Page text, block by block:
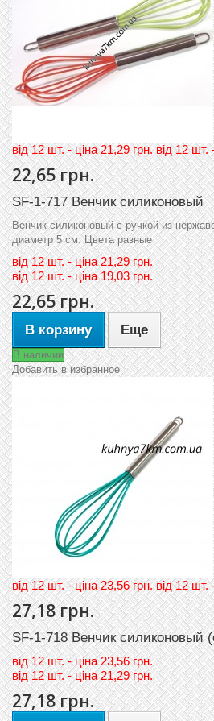
вiд 12 шт. - цiна 21,29 грн. вiд 12 шт.
22,65 грн.
SF-1-717 Венчик силиконовый
Венчик силиконовый с ручкой из
диаметр 5 см. Цвета разные
вiд12 шт. - цiна 21,29 грн.
вiд12 шт. - цiна 19,03 грн.
22,65 грн.
В корзину Еще
В наличии
Добавить в избранное
вiд 12 шт. - цiна 23,56 грн. вiд 12 шт.
27,18 грн.
SF-1-718 Венчик силиконовый
вiд12 шт. - цiна 23,56 грн.
вiд12 шт. - цiна 21,29 грн.
27,18 грн.